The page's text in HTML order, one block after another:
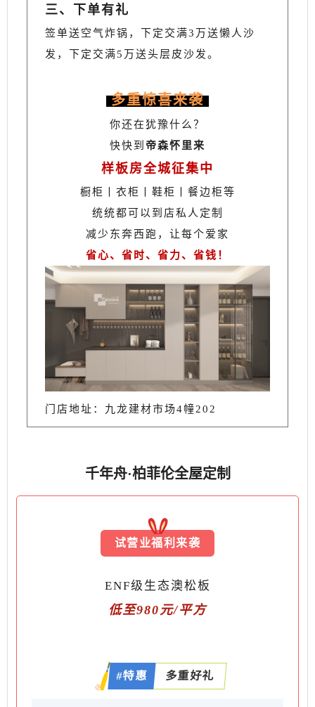
三、下单有礼
签单送空气炸锅，下定交满3万送懒人沙
发，下定交满5万送头层皮沙发。
多重惊喜来袭
你还在犹豫什么？
快快到 帝森怀里来
样板房全城征集中
橱柜丨衣柜丨鞋柜丨餐边柜等
统统都可以到店私人定制
减少东奔西跑，让每个爱家
省心、省时、省力、省钱！
门店地址：九龙建材市场4幢202
千年舟·柏菲伦全屋定制
试营业福利来袭
ENF级生态澳松板
低至980元/平方
#特惠 多重好礼